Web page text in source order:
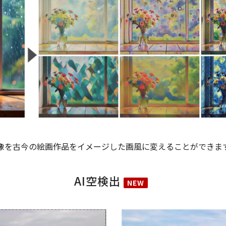
を古今の絵画作品をイメージした画風に変えることができま
AI空検出